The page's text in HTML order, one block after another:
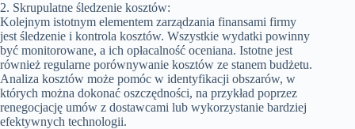
2. Skrupulatne śledzenie kosztów:
Kolejnym istotnym elementem zarządzania finansami firmy
jest śledzenie i kontrola kosztów. Wszystkie wydatki powinny
być monitorowane, a ich opłacalność oceniana. Istotne jest
również regularne porównywanie kosztów ze stanem budżetu.
Analiza kosztów może pomóc w identyfikacji obszarów, w
których można dokonać oszczędności, na przykład poprzez
renegocjację umów z dostawcami lub wykorzystanie bardziej
efektywnych technologii.